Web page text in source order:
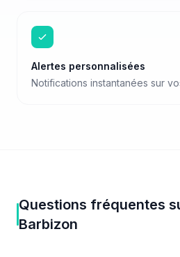
Alertes personnalisées
Notifications instantanées sur
Questions fréquentes
Barbizon